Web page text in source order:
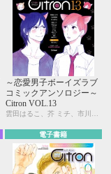
～恋愛男子ボーイズラブ
コミックアンソロジー～
Citron VOL.13
雲田はるこ、芥 ミチ、市川けい、糸井のぞ、宇野ジニア、夏糖、草間さかえ、KUJIRA、九州男児、彩景でりこ、蛇龍どくろ、汀 万里、はにわ、峰島なわこ、ヤマヲミ
電子書籍